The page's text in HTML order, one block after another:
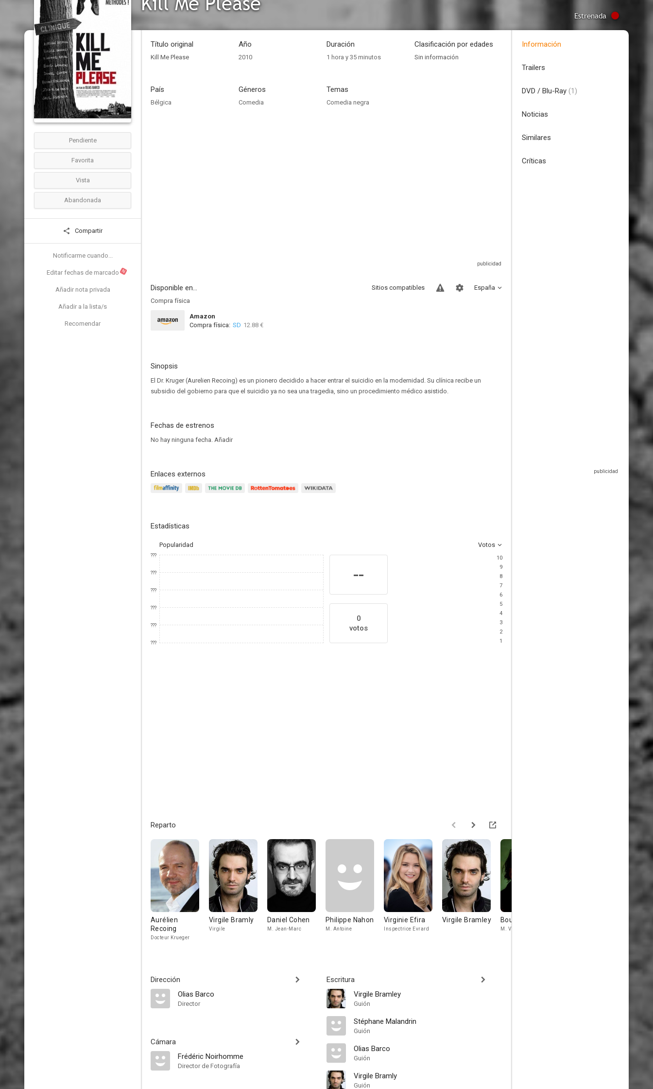
Estrenada
Pendiente
Favorita
Vista
Abandonada
Compartir
Notificarme cuando...
Editar fechas de marcado N
Añadir nota privada
Añadir a la lista/s
Recomendar
Título original
Kill Me Please
Año
2010
Duración
1 hora y 35 minutos
Clasificación por edades
Sin información
País
Bélgica
Géneros
Comedia
Temas
Comedia negra
Disponible en... España
Sitios compatibles
Compra física
Amazon
Compra física: SD 12.88 €
Sinopsis
El Dr. Kruger (Aurelien Recoing) es un pionero decidido a hacer entrar el suicidio en la modernidad. Su clínica recibe un
subsidio del gobierno para que el suicidio ya no sea una tragedia, sino un procedimiento médico asistido.
Fechas de estrenos
No hay ninguna fecha. Añadir
Enlaces externos
Estadísticas
Popularidad Votos
???
???
???
???
???
???
--
0
votos
10
9
8
7
6
5
4
3
2
1
Reparto
Aurélien
Recoing
Docteur Krueger
Virgile Bramly
Virgile
Daniel Cohen
M. Jean-Marc
Philippe Nahon
M. Antoine
Virginie Efira
Inspectrice Evrard
Virgile Bramley Bouli Lanners
M. Vidal
Dirección
Olias Barco
Director
Cámara
Frédéric Noirhomme
Director de Fotografía
Escritura
Virgile Bramley
Guión
Stéphane Malandrin
Guión
Olias Barco
Guión
Virgile Bramly
Guión
Información
Trailers
DVD / Blu-Ray (1)
Noticias
Similares
Críticas